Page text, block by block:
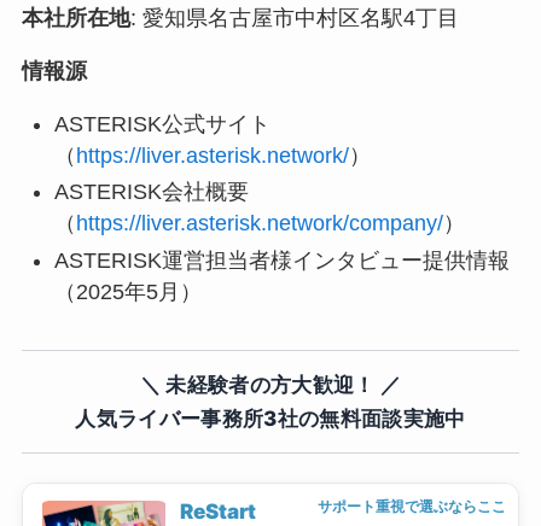
本社所在地: 愛知県名古屋市中村区名駅4丁目
情報源
ASTERISK公式サイト
（ https://liver.asterisk.network/）
ASTERISK会社概要
（ https://liver.asterisk.network/company/）
ASTERISK運営担当者様インタビュー提供情報
（2025年5月）
＼ 未経験者の方大歓迎！ ／
人気ライバー事務所3社の無料面談実施中
サポート重視で選ぶならここ
ReStart